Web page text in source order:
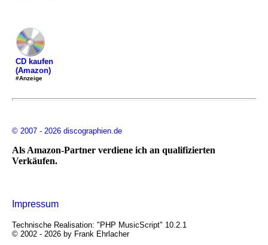
CD kaufen
(Amazon)
#Anzeige
© 2007 - 2026 discographien.de
Als Amazon-Partner verdiene ich an qualifizierten
Verkäufen.
Impressum
Technische Realisation: "PHP MusicScript" 10.2.1
© 2002 - 2026 by Frank Ehrlacher